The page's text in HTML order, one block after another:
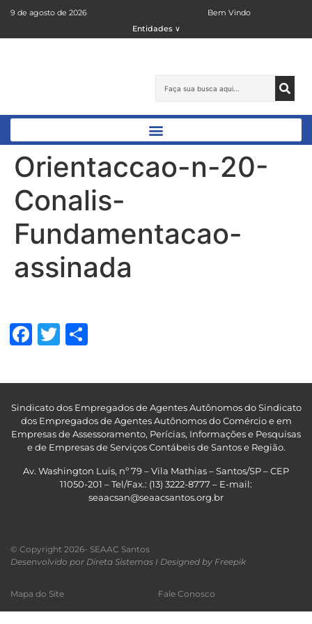
9 de agosto de 2026
Bem Vindo
Entidades ∨
Orientaccao-n-20-
Conalis-
Fundamentacao-
assinada
Facebook
Twitter
Sindicato dos Empregados de Agentes Autônomos do Sindicato
dos Empregados de Agentes Autônomos do Comércio e em
Empresas de Assessoramento, Perícias, Informações e Pesquisas
e de Empresas de Serviços Contábeis de Santos e Região.
Av. Washington Luis, nº 79 – Vila Mathias – Santos/SP – CEP
11050-201 – Tel/Fax.: (13) 3222-8777 – E-mail:
seaacsan@seaacsantos.org.br
© Copyright 2026- SEAAC Santos
Desenvolvido por Direta Sistemas I Designed by Freepik
Mapa do Site Fale Conosco